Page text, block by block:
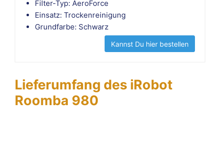
Filter-Typ: AeroForce
Einsatz: Trockenreinigung
Grundfarbe: Schwarz
Kannst Du hier bestellen
Lieferumfang des iRobot
Roomba 980